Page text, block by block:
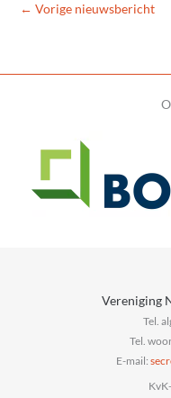
← Vorige nieuwsbericht
Vereniging
Tel.
Tel.
E-mail: